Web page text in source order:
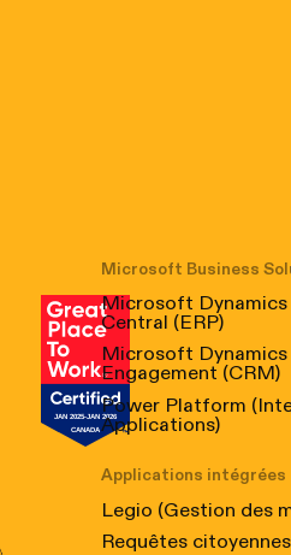
Great Place to Work
Microsoft Business
Microsoft Dynamics
Central (ERP)
Microsoft
Engagement (CRM)
Power Platform
Applications)
Applications intégrées
Legio (Gestion des
Requêtes citoyennes